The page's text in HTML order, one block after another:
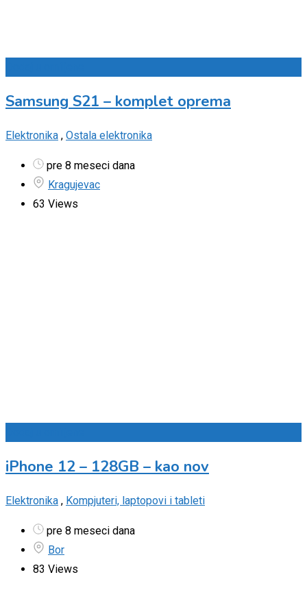
Samsung S21 – komplet oprema
Elektronika , Ostala elektronika
pre 8 meseci dana
Kragujevac
63 Views
iPhone 12 – 128GB – kao nov
Elektronika , Kompjuteri, laptopovi i tableti
pre 8 meseci dana
Bor
83 Views